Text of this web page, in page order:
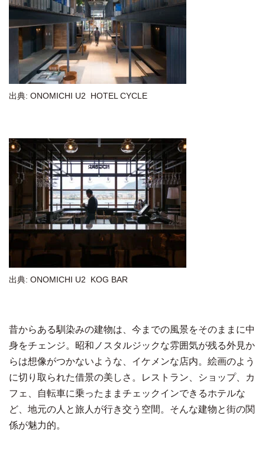
出典: ONOMICHI U2 HOTEL CYCLE
出典: ONOMICHI U2 KOG BAR
昔からある馴染みの建物は、今までの風景をそのままに中
身をチェンジ。昭和ノスタルジックな雰囲気が残る外見か
らは想像がつかないような、イケメンな店内。絵画のよう
に切り取られた借景の美しさ。レストラン、ショップ、カ
フェ、自転車に乗ったままチェックインできるホテルな
ど、地元の人と旅人が行き交う空間。そんな建物と街の関
係が魅力的。